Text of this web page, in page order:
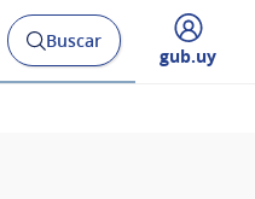
Abrir
buscador
Buscar
Desplegar
gub.uy